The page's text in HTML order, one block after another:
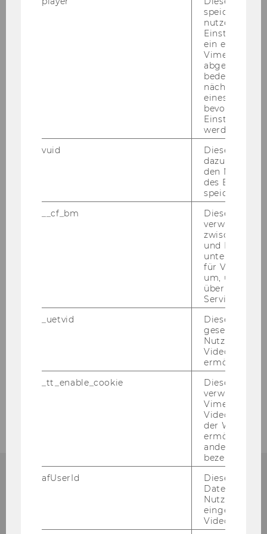
Defensio von MMag. Marie-Ann Mamut am
PwC-Seminar 25.01.2010
Verleihung des Ehrendoktorats in Uppsala
IFA-Veranstaltung 19.01.2010
Institute for Austrian and
International Tax Law
speichert
ein
Vimeo-Video
abgespielt
bedeutet,
nächsten
eines Vimeo-
bevorzugten
werden.
vuid
Dieser
dazu
den
des
speichern.
__cf_bm
Dieses
verwendet,
zwischen
und Bots zu
für Vimeo
um, um
über die
Service zu
_uetvid
Dieses
gesetzt, um
Nutzung des
Videoplayers
ermöglichen
_tt_enable_cookie
Dieses
verwendet,
Vimeo-
der WU-
ermöglichen
andere nicht
bezeichnete
afUserId
Dieses
Daten von
Videos